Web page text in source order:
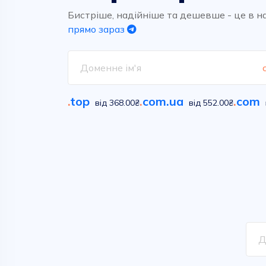
Бистріше, надійніше та дешевше - це в
прямо зараз
.top від 368.00₴.com.ua від 552.00₴.com
Обирайте вільні імена у
сотнях класичних та новітніх
домених зон